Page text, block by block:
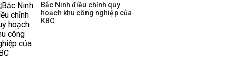
Bắc Ninh điều chỉnh quy
hoạch khu công nghiệp của
KBC